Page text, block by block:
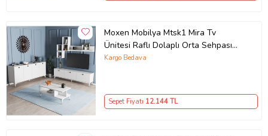
Moxen Mobilya Mtsk1 Mira Tv
Ünitesi Raflı Dolaplı Orta Sehpası
Ve Konsol Takımı /yemek Odası
Kargo Bedava
Sepet Fiyatı 12.144TL